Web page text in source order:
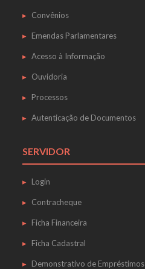
Convênios
Emendas Parlamentares
Acesso à Informação
Ouvidoria
Processos
Autenticação de Documentos
SERVIDOR
Login
Contracheque
Ficha Financeira
Ficha Cadastral
Demonstrativo de Empréstimos